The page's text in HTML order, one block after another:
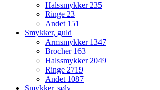
Halssmykker 235
Ringe 23
Andet 151
Smykker, guld
Armsmykker 1347
Brocher 163
Halssmykker 2049
Ringe 2719
Andet 1087
Smykker, sølv